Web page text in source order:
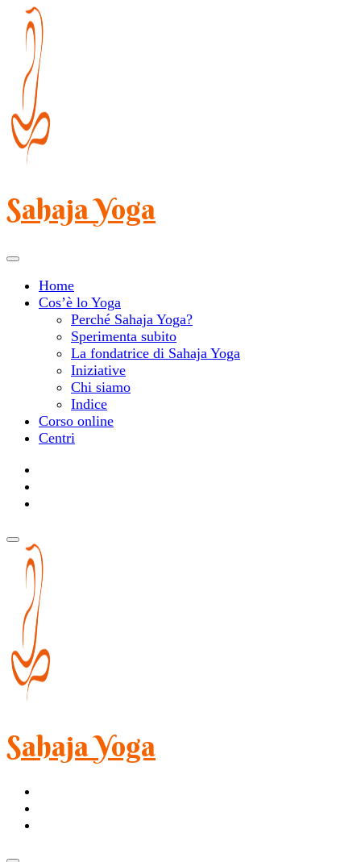
Salta
contenuto
(premi
Invio)
Sahaja Yoga
Home
Cos’è lo Yoga
Perché Sahaja Yoga?
Sperimenta subito
La fondatrice di Sahaja Yoga
Iniziative
Chi siamo
Indice
Corso online
Centri
Sahaja Yoga